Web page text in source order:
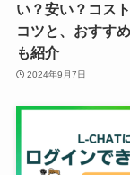
い？安い？コス
コツと、おすす
も紹介
2024年9月7日